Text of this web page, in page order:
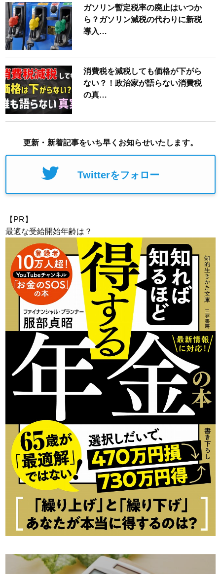
ガソリン暫定税率の廃止はいつか
ら？ガソリン減税の代わりに新税
導入…
消費税を減税しても価格が下がら
ない？！政治家が語らない消費税
の真…
更新・新着記事をいち早くお知らせいたします。
Twitterをフォロー
【PR】
最適な受給開始年齢は？